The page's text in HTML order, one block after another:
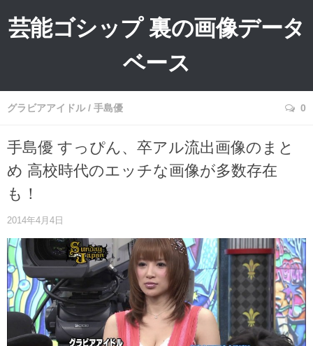
芸能ゴシップ 裏の画像データ
ベース
グラビアアイドル / 手島優 0
手島優 すっぴん、卒アル流出画像のまと
め 高校時代のエッチな画像が多数存在
も！
2014年4月4日